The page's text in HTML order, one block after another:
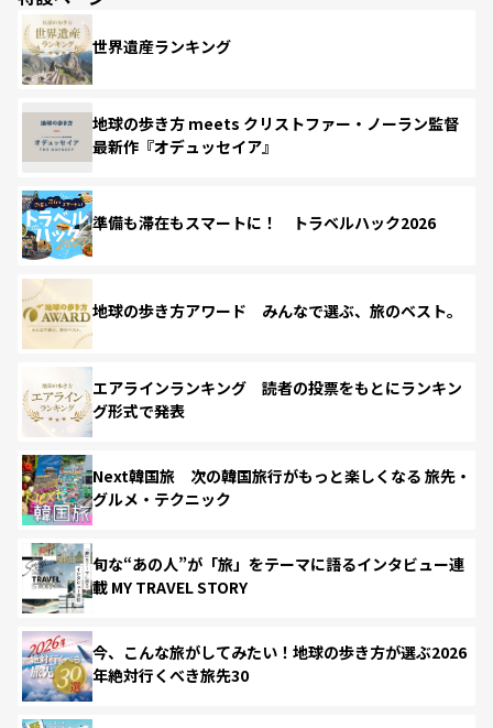
世界遺産ランキング
地球の歩き方 meets クリストファー・ノーラン監督
最新作『オデュッセイア』
準備も滞在もスマートに！ トラベルハック2026
地球の歩き方アワード みんなで選ぶ、旅のベスト。
エアラインランキング 読者の投票をもとにランキン
グ形式で発表
Next韓国旅 次の韓国旅行がもっと楽しくなる 旅先・
グルメ・テクニック
旬な“あの人”が「旅」をテーマに語るインタビュー連
載 MY TRAVEL STORY
今、こんな旅がしてみたい！地球の歩き方が選ぶ2026
年絶対行くべき旅先30